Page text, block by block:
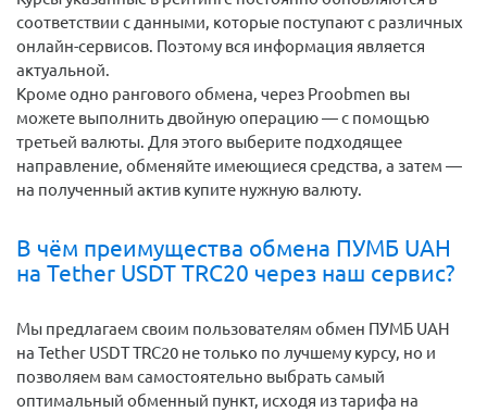
соответствии с данными, которые поступают с различных
онлайн-сервисов. Поэтому вся информация является
актуальной.
Кроме одно рангового обмена, через Proobmen вы
можете выполнить двойную операцию — с помощью
третьей валюты. Для этого выберите подходящее
направление, обменяйте имеющиеся средства, а затем —
на полученный актив купите нужную валюту.
В чём преимущества обмена ПУМБ UAH
на Tether USDT TRC20 через наш сервис?
Мы предлагаем своим пользователям обмен ПУМБ UAH
на Tether USDT TRC20 не только по лучшему курсу, но и
позволяем вам самостоятельно выбрать самый
оптимальный обменный пункт, исходя из тарифа на